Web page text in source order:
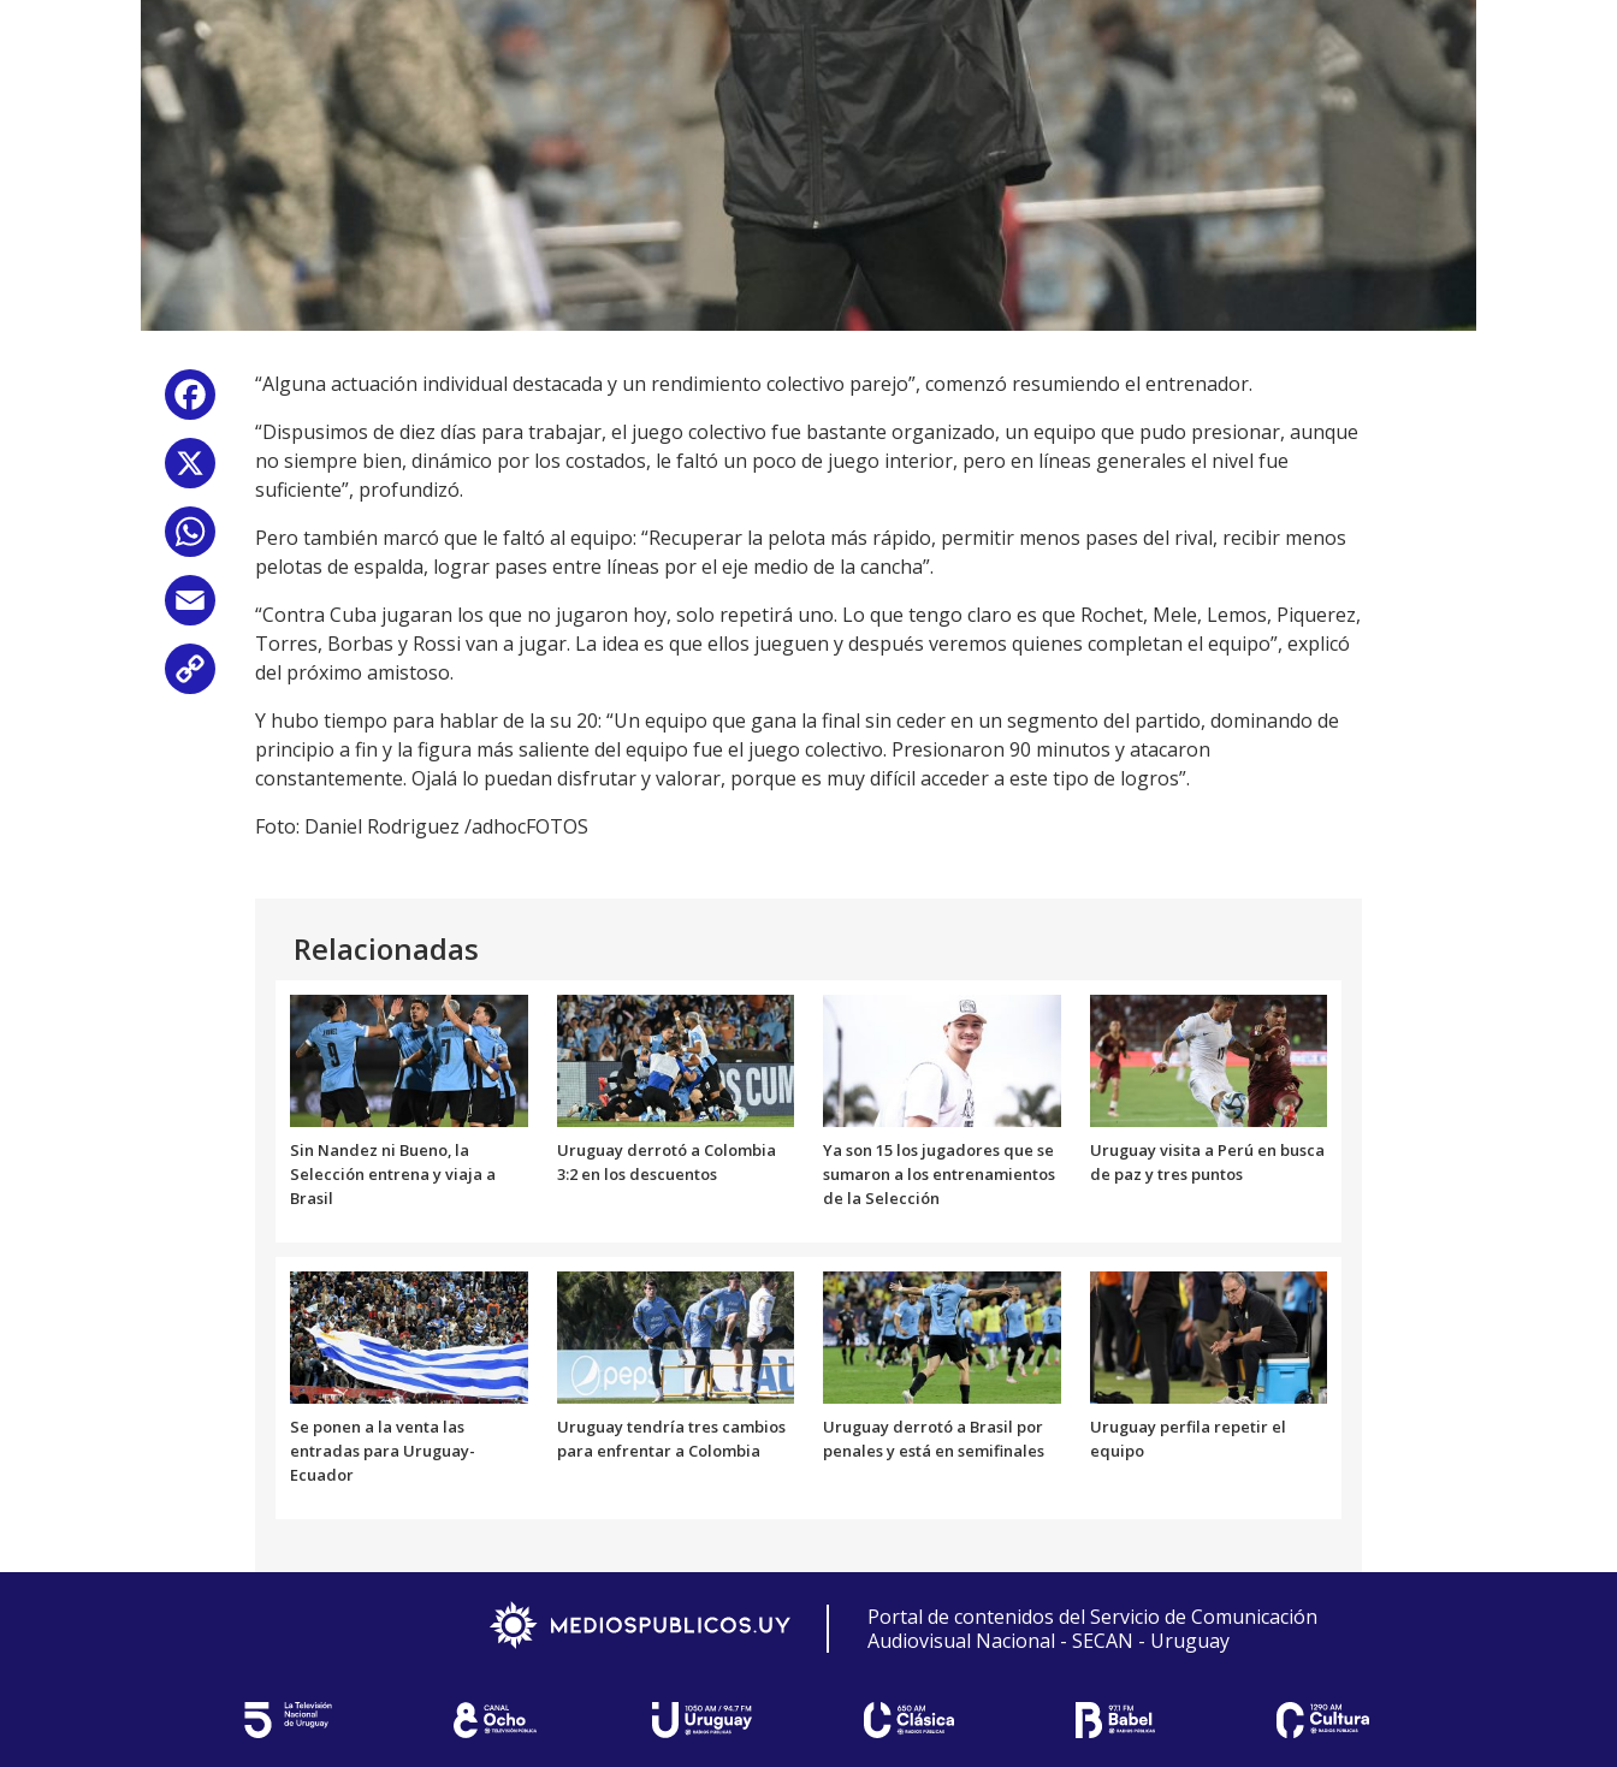
Facebook
WhatsApp
Email
Copy
Link
“Alguna actuación individual destacada y un rendimiento colectivo parejo”, comenzó resumiendo el entrenador.
“Dispusimos de diez días para trabajar, el juego colectivo fue bastante organizado, un equipo que pudo presionar, aunque
no siempre bien, dinámico por los costados, le faltó un poco de juego interior, pero en líneas generales el nivel fue
suficiente”, profundizó.
Pero también marcó que le faltó al equipo: “Recuperar la pelota más rápido, permitir menos pases del rival, recibir menos
pelotas de espalda, lograr pases entre líneas por el eje medio de la cancha”.
“Contra Cuba jugaran los que no jugaron hoy, solo repetirá uno. Lo que tengo claro es que Rochet, Mele, Lemos, Piquerez,
Torres, Borbas y Rossi van a jugar. La idea es que ellos jueguen y después veremos quienes completan el equipo”, explicó
del próximo amistoso.
Y hubo tiempo para hablar de la su 20: “Un equipo que gana la final sin ceder en un segmento del partido, dominando de
principio a fin y la figura más saliente del equipo fue el juego colectivo. Presionaron 90 minutos y atacaron
constantemente. Ojalá lo puedan disfrutar y valorar, porque es muy difícil acceder a este tipo de logros”.
Foto: Daniel Rodriguez /adhocFOTOS
Relacionadas
Sin Nandez ni Bueno, la
Selección entrena y viaja a
Brasil
Uruguay derrotó a Colombia
3:2 en los descuentos
Ya son 15 los jugadores que se
sumaron a los entrenamientos
de la Selección
Uruguay visita a Perú en busca
de paz y tres puntos
Se ponen a la venta las
entradas para Uruguay-
Ecuador
Uruguay tendría tres cambios
para enfrentar a Colombia
Uruguay derrotó a Brasil por
penales y está en semifinales
Uruguay perfila repetir el
equipo
Portal de contenidos del Servicio de Comunicación
Audiovisual Nacional - SECAN - Uruguay